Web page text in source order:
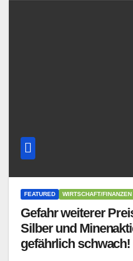
FEATURED WIRTSCHAFT/FINANZEN
Gefahr weiterer
Silber und
gefährlich schwach!